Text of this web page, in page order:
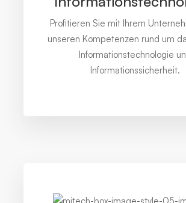
Profitieren Sie mit Ihrem
unseren Kompetenzen rund um
Informationstechnologie
Informationssicherheit.